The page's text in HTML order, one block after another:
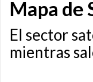
Mapa de
El sector
mientras